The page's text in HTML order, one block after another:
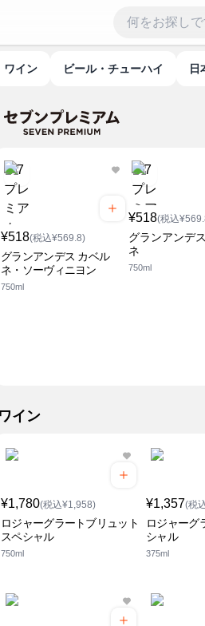
ワイン ビール・チューハイ
¥518(税込¥569.8)
グランアンデス カベル
ネ・ソーヴィニヨン
750ml
¥518(税込
グランアンデ
ネ
750ml
ワイン
¥1,780(税込¥1,958)
ロジャーグラートブリュット
スペシャル
750ml
¥1,357(税
ロジャーグ
シャル
375ml